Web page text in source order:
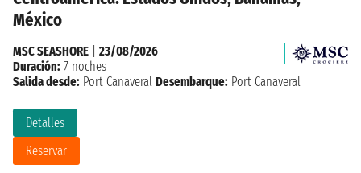
México
Detalles
Reservar
MSC SEASHORE
23/08/2026
Duración: 7 noches
Salida desde: Port Canaveral Desembarque: Port Canaveral